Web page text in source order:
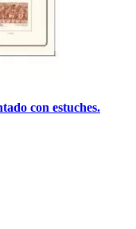
con estuches.